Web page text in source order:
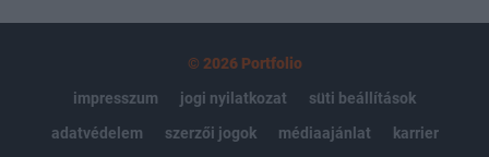
© 2026 Portfolio
impresszum
jogi nyilatkozat
süti beállítások
adatvédelem
szerzői jogok médiaajánlat
karrier